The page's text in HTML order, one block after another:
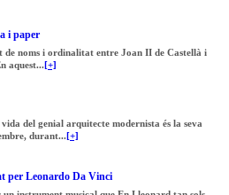
i paper
de noms i ordinalitat entre Joan II de Castellà i
aquest...[+]
del genial arquitecte modernista és la seva
durant...[+]
per Leonardo Da Vinci